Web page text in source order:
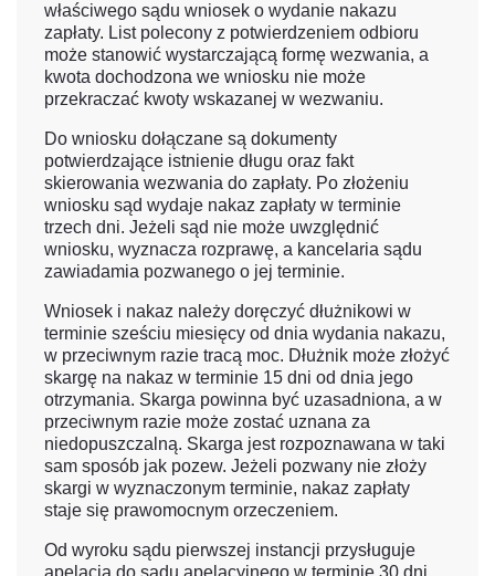
właściwego sądu wniosek o wydanie nakazu
zapłaty. List polecony z potwierdzeniem odbioru
może stanowić wystarczającą formę wezwania, a
kwota dochodzona we wniosku nie może
przekraczać kwoty wskazanej w wezwaniu.
Do wniosku dołączane są dokumenty
potwierdzające istnienie długu oraz fakt
skierowania wezwania do zapłaty. Po złożeniu
wniosku sąd wydaje nakaz zapłaty w terminie
trzech dni. Jeżeli sąd nie może uwzględnić
wniosku, wyznacza rozprawę, a kancelaria sądu
zawiadamia pozwanego o jej terminie.
Wniosek i nakaz należy doręczyć dłużnikowi w
terminie sześciu miesięcy od dnia wydania nakazu,
w przeciwnym razie tracą moc. Dłużnik może złożyć
skargę na nakaz w terminie 15 dni od dnia jego
otrzymania. Skarga powinna być uzasadniona, a w
przeciwnym razie może zostać uznana za
niedopuszczalną. Skarga jest rozpoznawana w taki
sam sposób jak pozew. Jeżeli pozwany nie złoży
skargi w wyznaczonym terminie, nakaz zapłaty
staje się prawomocnym orzeczeniem.
Od wyroku sądu pierwszej instancji przysługuje
apelacja do sądu apelacyjnego w terminie 30 dni